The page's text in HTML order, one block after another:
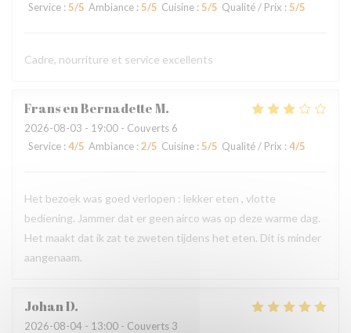
Service : 5/5 Ambiance : 5/5 Cuisine : 5/5 Qualité / Prix : 5/5
Cadre, nourriture et service excellents
Frans en BernadetteM
2026-08-03 - 19:00 - Couverts 6
Service : 4/5 Ambiance : 2/5 Cuisine : 5/5 Qualité / Prix : 4/5
Het bezoek was goed verlopen : lekker eten , vlotte
bediening. Jammer dat er geen airco was op deze warme dag.
Het maakt dat ik zat te zweten tijdens het eten. Dit is minder
aangenaam.
JohanD
2026-08-04 - 13:00 - Couverts 3